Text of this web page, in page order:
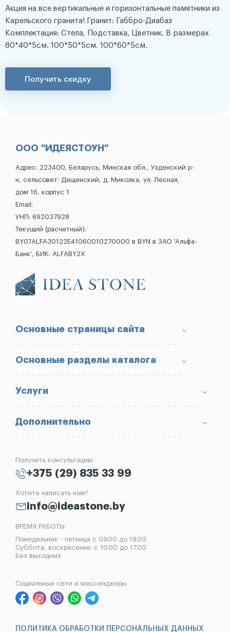
Акция на все вертикальные и горизонтальные памятники из
Карельского гранита! Гранит: Габбро-Диабаз
Комплектация: Стела, Подставка, Цветник. В размерах
80*40*5см. 100*50*5см. 100*60*5см.
Получить скидку
ООО "ИДЕЯСТОУН"
Адрес: 223400, Беларусь, Минская обл., Узденский р-
н, сельсовет: Дещенский, д. Миколка, ул. Лесная,
дом 16, корпус 1
Email:
УНП: 692037928
Текущий (расчетный):
BY07ALFA30122E41060010270000 в BYN в ЗАО 'Альфа-
Банк', БИК: ALFABY2X
Основные страницы сайта
О компании
Доставка и оплата
Условия возврата товара
Портфолио
Вопрос-Ответ
Блог
Контакты
Основные разделы каталога
Памятники
Ограды
Надгробные плиты
Вазы
Услуги
Благоустройство могил
Изготовление памятников
Рассрочка на памятник
Реставрация памятников
Демонтаж памятников
Дополнительно
Получить консультацию
+375 (29) 835 33 99
Хотите написать нам?
info@ideastone.by
ВРЕМЯ РАБОТЫ
Понедельник - пятница с 09.00 до 19.00
Суббота, воскресенье: с 10.00 до 17.00
Без выходных
Социальные сети и мессенджеры
ПОЛИТИКА ОБРАБОТКИ ПЕРСОНАЛЬНЫХ ДАННЫХ